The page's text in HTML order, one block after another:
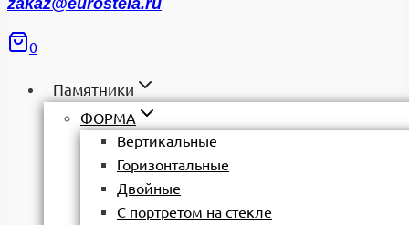
zakaz@eurostela.ru
0
Памятники
ФОРМА
Вертикальные
Горизонтальные
Двойные
С портретом на стекле